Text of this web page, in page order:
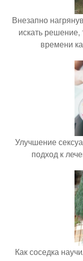
Внезапно
искать решение,
времени
Улучшение
подход к
Как соседка